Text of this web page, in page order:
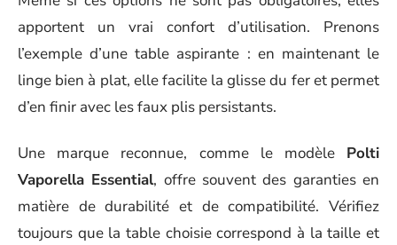
apportent un vrai confort d’utilisation. Prenons
l’exemple d’une table aspirante : en maintenant le
linge bien à plat, elle facilite la glisse du fer et permet
d’en finir avec les faux plis persistants.
Une marque reconnue, comme le modèle Polti
Vaporella Essential, offre souvent des garanties en
matière de durabilité et de compatibilité. Vérifiez
toujours que la table choisie correspond à la taille et